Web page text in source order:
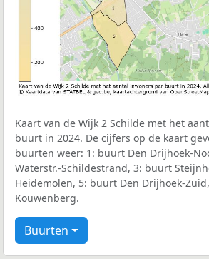
Kaart van de Wijk 2 Schilde met het
buurt in 2024. De cijfers op de kaart
buurten weer: 1: buurt Den Drijhoek-
Waterstr.-Schildestrand, 3: buurt
Heidemolen, 5: buurt Den Drijhoek-
Kouwenberg.
Buurten